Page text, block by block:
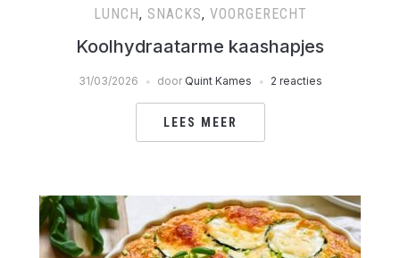
LUNCH, SNACKS, VOORGERECHT
Koolhydraatarme kaashapjes
31/03/2026 door Quint Kames 2 reacties
LEES MEER